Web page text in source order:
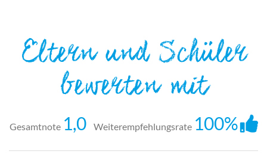
Eltern und Schüler
bewerten mit
Gesamtnote 1,0Weiterempfehlungsrate 100%